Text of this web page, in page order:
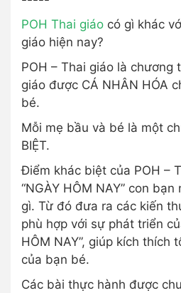
POH Thai giáo có gì khác
giáo hiện nay?
POH – Thai giáo là chương
giáo được CÁ NHÂN HÓA
bé.
Mỗi mẹ bầu và bé là một
BIỆT.
Điểm khác biệt của POH –
“NGÀY HÔM NAY” con
gì. Từ đó đưa ra các kiến
phù hợp với sự phát triển
HÔM NAY”, giúp kích thích
của bạn bé.
Các bài thực hành được